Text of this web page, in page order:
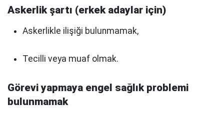
Askerlik şartı (erkek adaylar için)
Askerlikle ilişiği bulunmamak,
Tecilli veya muaf olmak.
Görevi yapmaya engel sağlık problemi
bulunmamak